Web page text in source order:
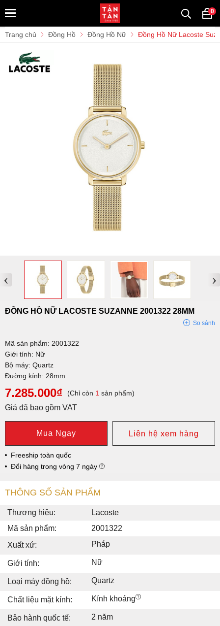
0
Trang chủ Đồng Hồ Đồng Hồ Nữ Đồng Hồ Nữ Lacoste
‹ ›
ĐỒNG HỒ NỮ LACOSTE SUZANNE 2001322 28MM
So sánh
Mã sản phẩm: 2001322
Giới tính: Nữ
Bộ máy: Quartz
Đường kính: 28mm
7.285.000₫ (Chỉ còn 1 sản phẩm)
Giá đã bao gồm VAT
Mua Ngay Liên hệ xem hàng
Freeship toàn quốc
Đổi hàng trong vòng 7 ngày
THÔNG SỐ SẢN PHẨM
Thương hiệu:
Lacoste
Mã sản phẩm:
2001322
Xuất xứ:
Pháp
Giới tính: Nữ
Loại máy đồng hồ: Quartz
Chất liệu mặt kính: Kính khoáng
Bảo hành quốc tế: 2 năm